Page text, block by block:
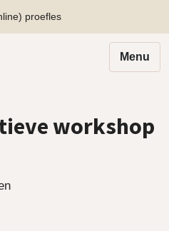
proefles
Menu
workshop